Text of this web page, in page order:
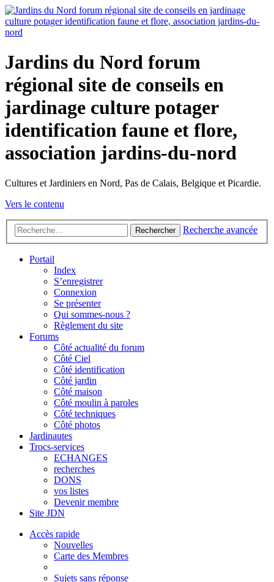
Jardins du Nord forum
régional site de conseils en
jardinage culture potager
identification faune et flore,
association jardins-du-nord
Cultures et Jardiniers en Nord, Pas de Calais, Belgique et Picardie.
Vers le contenu
Rechercher Recherche avancée
Portail
Index
S’enregistrer
Connexion
Se présenter
Qui sommes-nous ?
Règlement du site
Forums
Côté actualité du forum
Côté Ciel
Côté identification
Côté jardin
Côté maison
Côté moulin à paroles
Côté techniques
Côté photos
Jardinautes
Trocs-services
ECHANGES
recherches
DONS
vos listes
Devenir membre
Site JDN
Accès rapide
Nouvelles
Carte des Membres
Sujets sans réponse